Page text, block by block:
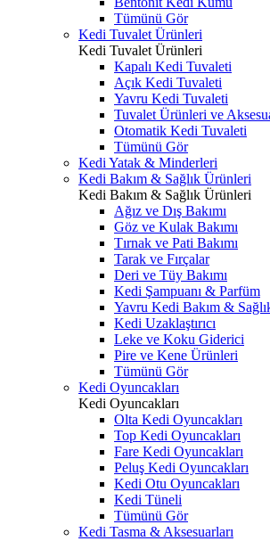
Tümünü Gör
Kedi Tuvalet Ürünleri
Kedi Tuvalet Ürünleri
Kapalı Kedi Tuvaleti
Açık Kedi Tuvaleti
Yavru Kedi Tuvaleti
Tuvalet Ürünleri ve
Otomatik Kedi Tuvaleti
Tümünü Gör
Kedi Yatak & Minderleri
Kedi Bakım & Sağlık Ürünleri
Kedi Bakım & Sağlık Ürünleri
Ağız ve Dış Bakımı
Göz ve Kulak Bakımı
Tırnak ve Pati Bakımı
Tarak ve Fırçalar
Deri ve Tüy Bakımı
Kedi Şampuanı & Parfüm
Yavru Kedi Bakım &
Kedi Uzaklaştırıcı
Leke ve Koku Giderici
Pire ve Kene Ürünleri
Tümünü Gör
Kedi Oyuncakları
Kedi Oyuncakları
Olta Kedi Oyuncakları
Top Kedi Oyuncakları
Fare Kedi Oyuncakları
Peluş Kedi Oyuncakları
Kedi Otu Oyuncakları
Kedi Tüneli
Tümünü Gör
Kedi Tasma & Aksesuarları